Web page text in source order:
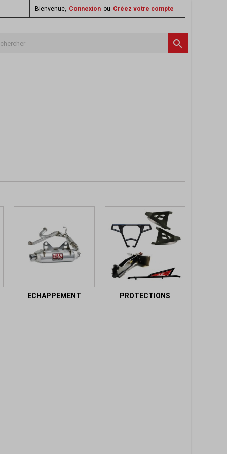
Bienvenue, Connexion ou Créez votre compte

ECHAPPEMENT PROTECTIONS